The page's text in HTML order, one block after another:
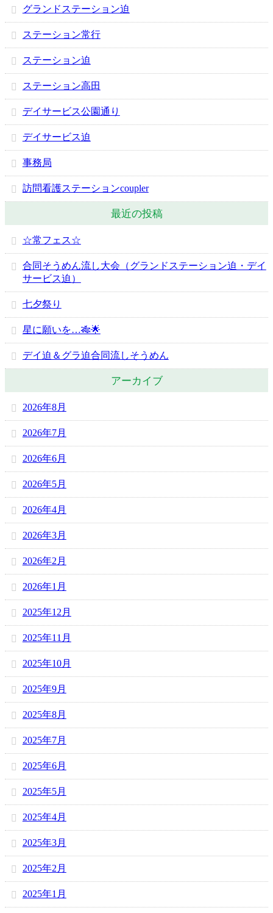
グランドステーション迫
ステーション常行
ステーション迫
ステーション高田
デイサービス公園通り
デイサービス迫
事務局
訪問看護ステーションcoupler
最近の投稿
☆常フェス☆
合同そうめん流し大会（グランドステーション迫・デイ
サービス迫）
七夕祭り
星に願いを…🎋🌟
デイ迫＆グラ迫合同流しそうめん
アーカイブ
2026年8月
2026年7月
2026年6月
2026年5月
2026年4月
2026年3月
2026年2月
2026年1月
2025年12月
2025年11月
2025年10月
2025年9月
2025年8月
2025年7月
2025年6月
2025年5月
2025年4月
2025年3月
2025年2月
2025年1月